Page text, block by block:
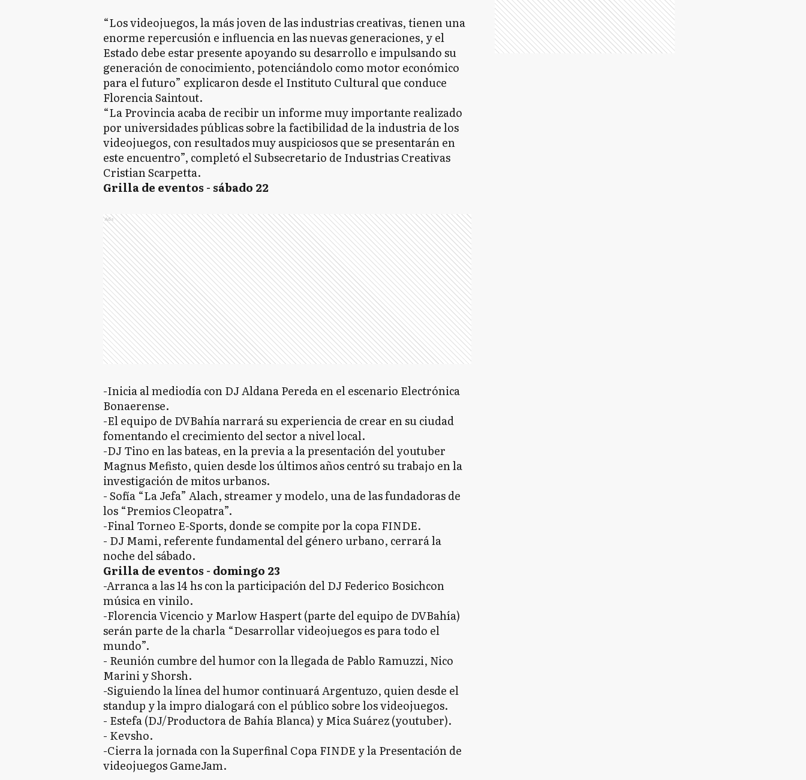
“Los videojuegos, la más joven de las industrias creativas, tienen una
enorme repercusión e influencia en las nuevas generaciones, y el
Estado debe estar presente apoyando su desarrollo e impulsando su
generación de conocimiento, potenciándolo como motor económico
para el futuro” explicaron desde el Instituto Cultural que conduce
Florencia Saintout.
“La Provincia acaba de recibir un informe muy importante realizado
por universidades públicas sobre la factibilidad de la industria de los
videojuegos, con resultados muy auspiciosos que se presentarán en
este encuentro”, completó el Subsecretario de Industrias Creativas
Cristian Scarpetta.
Grilla de eventos - sábado 22
Ads
-Inicia al mediodía con DJ Aldana Pereda en el escenario Electrónica
Bonaerense.
-El equipo de DVBahía narrará su experiencia de crear en su ciudad
fomentando el crecimiento del sector a nivel local.
-DJ Tino en las bateas, en la previa a la presentación del youtuber
Magnus Mefisto, quien desde los últimos años centró su trabajo en la
investigación de mitos urbanos.
- Sofía “La Jefa” Alach, streamer y modelo, una de las fundadoras de
los “Premios Cleopatra”.
-Final Torneo E-Sports, donde se compite por la copa FINDE.
- DJ Mami, referente fundamental del género urbano, cerrará la
noche del sábado.
Grilla de eventos - domingo 23
-Arranca a las 14 hs con la participación del DJ Federico Bosichcon
música en vinilo.
-Florencia Vicencio y Marlow Haspert (parte del equipo de DVBahía)
serán parte de la charla “Desarrollar videojuegos es para todo el
mundo”.
- Reunión cumbre del humor con la llegada de Pablo Ramuzzi, Nico
Marini y Shorsh.
-Siguiendo la línea del humor continuará Argentuzo, quien desde el
standup y la impro dialogará con el público sobre los videojuegos.
- Estefa (DJ/Productora de Bahía Blanca) y Mica Suárez (youtuber).
- Kevsho.
-Cierra la jornada con la Superfinal Copa FINDE y la Presentación de
videojuegos GameJam.